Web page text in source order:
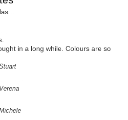
in a long while. Colours are so